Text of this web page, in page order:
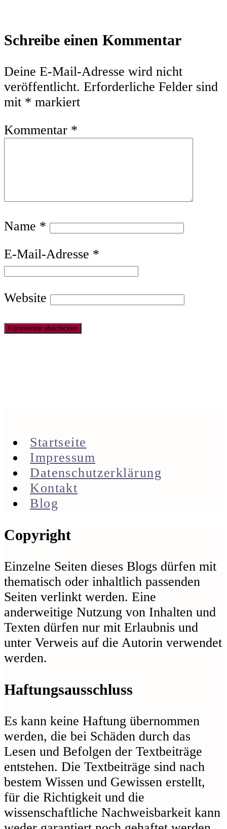
Leser-
Interaktionen
Schreibe einen Kommentar
Deine E-Mail-Adresse wird nicht
veröffentlicht. Erforderliche Felder sind
mit * markiert
Kommentar *
Name *
E-Mail-Adresse *
Website
Startseite
Impressum
Datenschutzerklärung
Kontakt
Blog
Footer
Copyright
Einzelne Seiten dieses Blogs dürfen mit
thematisch oder inhaltlich passenden
Seiten verlinkt werden. Eine
anderweitige Nutzung von Inhalten und
Texten dürfen nur mit Erlaubnis und
unter Verweis auf die Autorin verwendet
werden.
Haftungsausschluss
Es kann keine Haftung übernommen
werden, die bei Schäden durch das
Lesen und Befolgen der Textbeiträge
entstehen. Die Textbeiträge sind nach
bestem Wissen und Gewissen erstellt,
für die Richtigkeit und die
wissenschaftliche Nachweisbarkeit kann